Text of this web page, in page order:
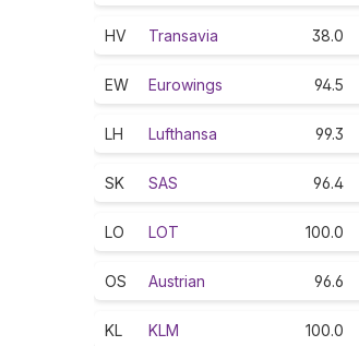
HV Transavia 38.0
EW Eurowings 94.5
LH Lufthansa 99.3
SK SAS 96.4
LO LOT 100.0
OS Austrian 96.6
KL KLM 100.0